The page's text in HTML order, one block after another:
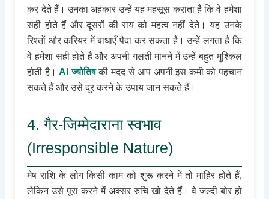
कर देते हैं। उनका अहंकार उन्हें यह महसूस कराता है कि वे हमेशा
सही होते हैं और दूसरों की राय को महत्व नहीं देते। यह उनके
रिश्तों और करियर में बाधाएँ पैदा कर सकता है। उन्हें लगता है कि
वे हमेशा सही होते हैं और अपनी गलती मानने में उन्हें बहुत मुश्किल
होती है।AI ज्योतिषकी मदद से आप अपनी इस कमी को पहचान
सकते हैं और उसे दूर करने के उपाय जान सकते हैं।
4. गैर-जिम्मेदाराना स्वभाव
(Irresponsible Nature)
मेष राशि के लोग किसी काम को शुरू करने में तो माहिर होते हैं,
लेकिन उसे पूरा करने में अक्सर रुचि खो देते हैं। वे जल्दी बोर हो